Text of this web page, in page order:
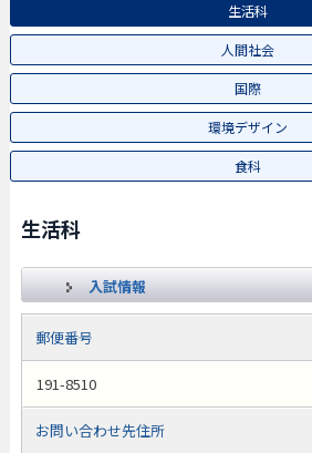
生活科
人間社会
国際
環境デザイン
食科
生活科
入試情報
郵便番号
191-8510
お問い合わせ先住所